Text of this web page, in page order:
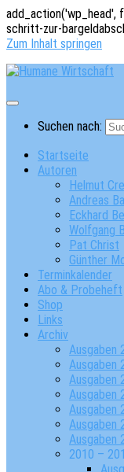
add_action('wp_head',
schritt-zur-
Zum Inhalt springen
Suchen nach:
Startseite
Autoren
Helmut
Andreas
Eckhard
Wolfgang
Pat Christ
Günther
Terminkalender
Abo & Probeheft
Shop
Links
Archiv
Ausgaben
Ausgaben
Ausgaben
Ausgaben
Ausgaben
Ausgaben
Ausgaben
2010 –